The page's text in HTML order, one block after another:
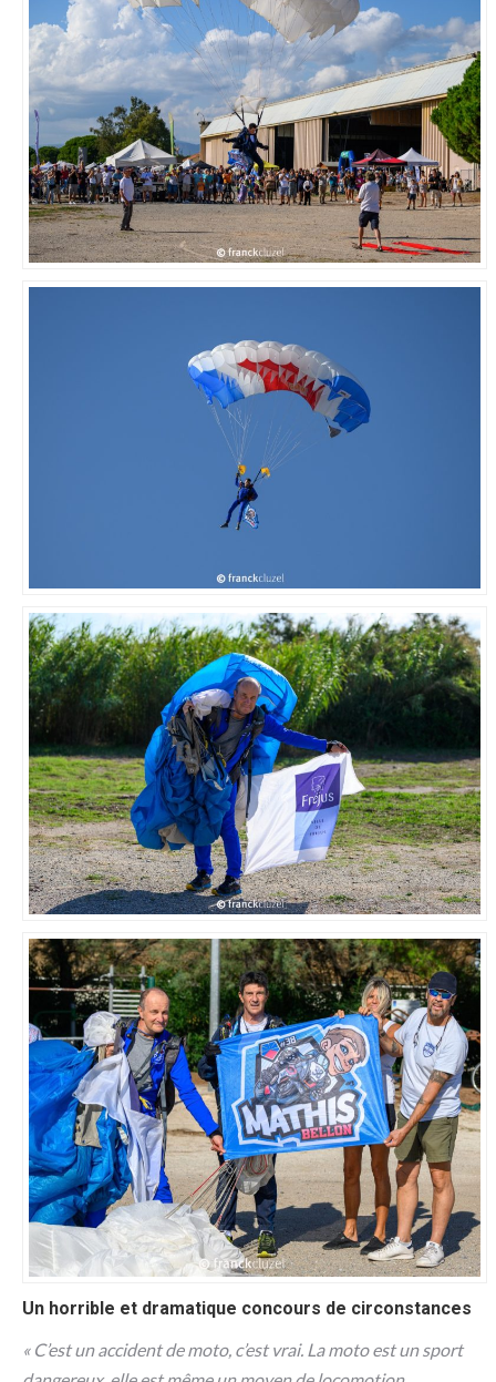
Un horrible et dramatique concours de circonstances
« C’est un accident de moto, c’est vrai. La moto est un sport